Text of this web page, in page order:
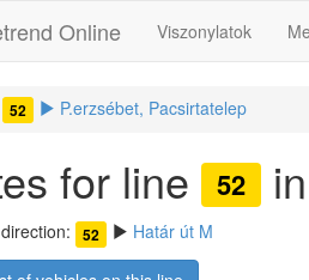
Online Viszonylatok
52 P.erzsébet, Pacsirtatelep
for line 52
52 Határ út M